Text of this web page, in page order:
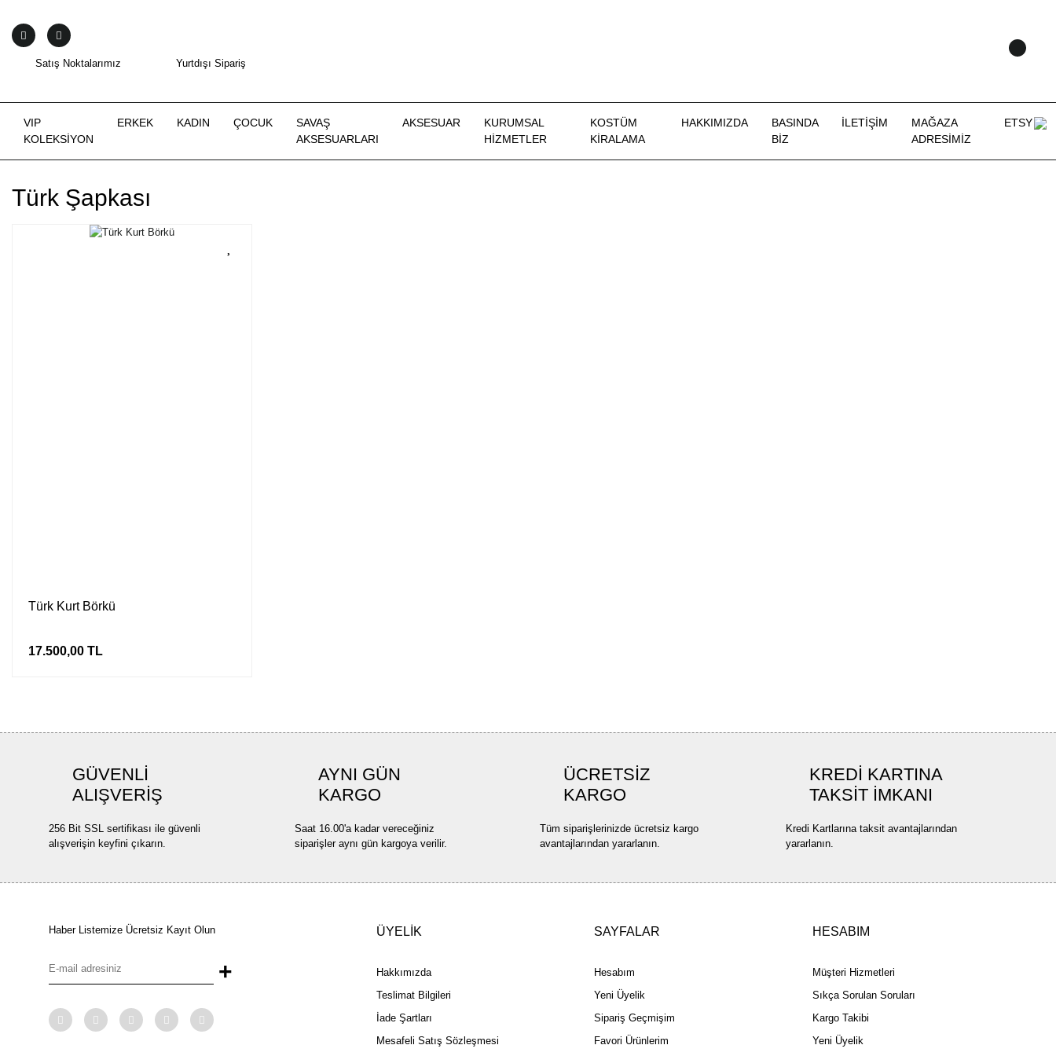
Satış Noktalarımız Yurtdışı Sipariş
VIP
KOLEKSİYON
ERKEK KADIN ÇOCUK
SAVAŞ
AKSESUARLARI
AKSESUAR
KURUMSAL
HİZMETLER
KOSTÜM
KIRALAMA
HAKKIMIZDA
BASINDA
BİZ
İLETİŞİM
MAĞAZA
ADRESİMİZ
ETSY
Türk Şapkası
Türk Kurt Börkü
17.500,00 TL
GÜVENLİ
ALIŞVERİŞ
256 Bit SSL sertifikası ile güvenli
alışverişin keyfini çıkarın.
AYNI GÜN
KARGO
Saat 16.00'a kadar vereceğiniz
siparişler aynı gün kargoya verilir.
ÜCRETSİZ
KARGO
Tüm siparişlerinizde ücretsiz kargo
avantajlarından yararlanın.
KREDİ KARTINA
TAKSİT İMKANI
Kredi Kartlarına taksit avantajlarından
yararlanın.
Haber Listemize Ücretsiz Kayıt Olun
+
ÜYELİK
Hakkımızda
Teslimat Bilgileri
İade Şartları
Mesafeli Satış Sözleşmesi
SAYFALAR
Hesabım
Yeni Üyelik
Sipariş Geçmişim
Favori Ürünlerim
HESABIM
Müşteri Hizmetleri
Sıkça Sorulan Soruları
Kargo Takibi
Yeni Üyelik